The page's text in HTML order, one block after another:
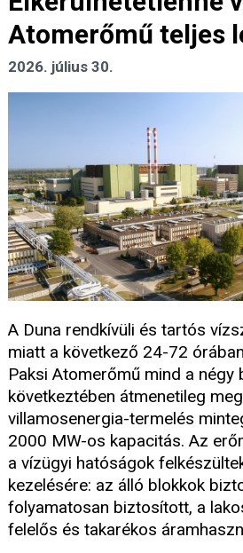
Atomerőmű teljes
2026. július 30.
A Duna rendkívüli és tartós
miatt a következő 24-72
Paksi Atomerőmű mind a négy
következtében átmenetileg
villamosenergia-termelés
2000 MW-os kapacitás. Az
a vízügyi hatóságok
kezelésére: az álló blokkok
folyamatosan biztosított, a
felelős és takarékos